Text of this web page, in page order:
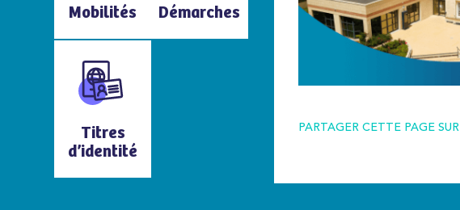
Mobilités Démarches
Titres
d’identité
PARTAGER CETTE PAGE SUR